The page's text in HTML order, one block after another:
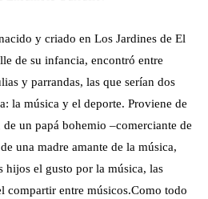
y criado en Los Jardines de El
de su infancia, encontró entre
y parrandas, las que serían dos
la música y el deporte. Proviene de
un papá bohemio –comerciante de
una madre amante de la música,
hijos el gusto por la música, las
compartir entre músicos.Como todo